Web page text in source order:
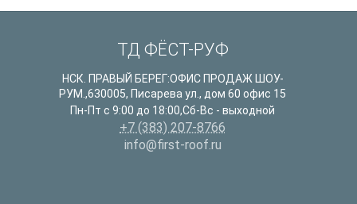
ТД ФЁСТ-РУФ
НСК. ПРАВЫЙ БЕРЕГ:ОФИС ПРОДАЖ ШОУ-
РУМ.,630005, Писарева ул., дом 60 офис 15
Пн-Пт с 9:00 до 18:00,Сб-Вс - выходной
+7 (383) 207-8766
info@first-roof.ru